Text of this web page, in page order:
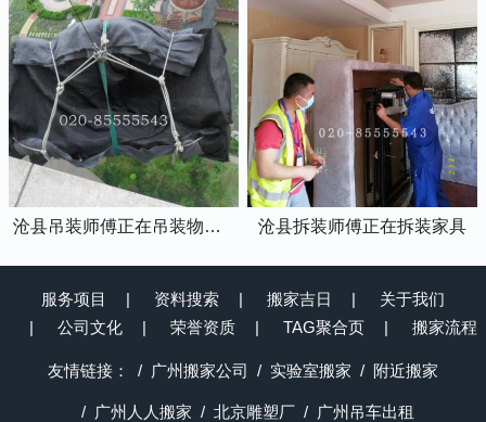
沧县吊装师傅正在吊装物品上楼 沧县拆装师傅正在拆装家具
服务项目 资料搜索 搬家吉日
关于我们
公司文化
荣誉资质 TAG聚合页 搬家流程
友情链接： 广州搬家公司 实验室搬家 附近搬家
广州人人搬家 北京雕塑厂 广州吊车出租